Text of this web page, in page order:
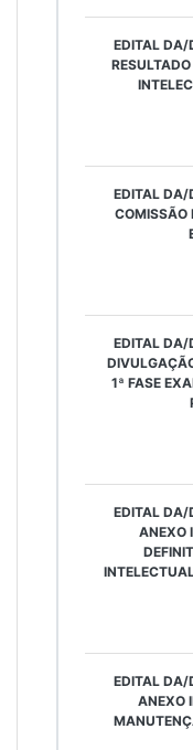
EDITAL DA/
EDITAL DA/
COMISSÃO
EDITAL DA/
1ª FASE
EDITAL DA/
ANEXO
EDITAL DA/
ANEXO